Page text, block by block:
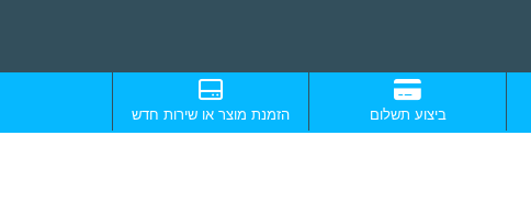
הזמנת מוצר או שירות חדש ביצוע תשלום